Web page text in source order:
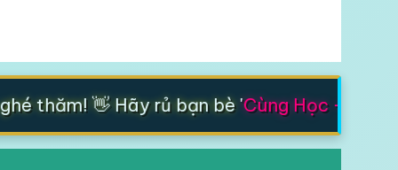
thăm! 👋 Hãy rủ bạn bè 'Cùng Học - Cùng